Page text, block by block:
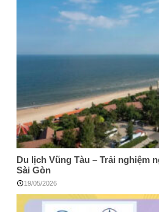
Du lịch Vũng Tàu – Trải nghiệm
Sài Gòn
19/05/2026